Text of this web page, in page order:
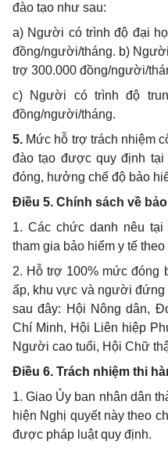
đào tạo như sau:
a) Người có trình độ đại
đồng/người/tháng. b)
trợ 300.000 đồng/người/
c) Người có trình độ
đồng/người/tháng.
5. Mức hỗ trợ trách nhiệm
đào tạo được quy định
đóng, hưởng chế độ bảo
Điều 5. Chính sách về
1. Các chức danh nêu
tham gia bảo hiểm y tế
2. Hỗ trợ 100% mức đóng
ấp, khu vực và người
sau đây: Hội Nông dân,
Chí Minh, Hội Liên hiệp
Người cao tuổi, Hội Chữ
Điều 6. Trách nhiệm thi
1. Giao Ủy ban nhân dân
hiện Nghị quyết này theo
được pháp luật quy định.